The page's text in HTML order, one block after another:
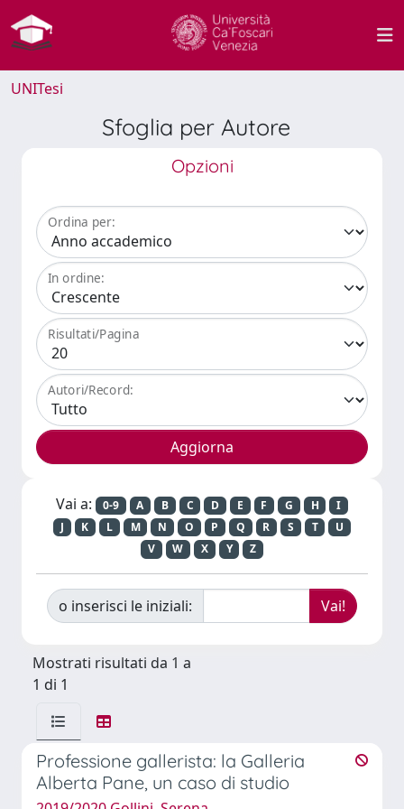
UNITesi
Sfoglia per Autore
Opzioni
Ordina per:
In ordine:
Risultati/Pagina
Autori/Record:
Vai a: 0-9 A B C D E F G H
I
J
K L M N O P Q R S T
U
V
W X Y Z
o inserisci le iniziali:
Mostrati risultati da 1 a
1 di 1
Professione gallerista: la Galleria
Alberta Pane, un caso di studio